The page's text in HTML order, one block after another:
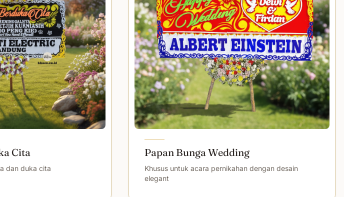
Cita
dan duka cita
Papan Bunga Wedding
Khusus untuk acara pernikahan dengan desain
elegant